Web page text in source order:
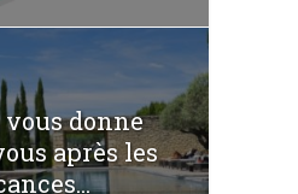
donne
après les